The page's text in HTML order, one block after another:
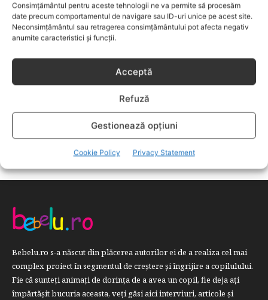
Consimțământul pentru aceste tehnologii ne va permite să procesăm
date precum comportamentul de navigare sau ID-uri unice pe acest site.
Neconsimțământul sau retragerea consimțământului pot afecta negativ
anumite caracteristici și funcții.
Acceptă
Refuză
Gestionează opțiuni
Cookie Policy Privacy Statement
COPII
634
FAMILIA
582
DEZVOLTAREA COPILULUI
COMPORTAMENT
294
Bebelu.ro s-a născut din plăcerea autorilor ei de a realiza cel mai
complex proiect în segmentul de creştere şi îngrijire a copilulului.
Fie că sunteţi animaţi de dorinţa de a avea un copil, fie deja aţi
împărtăşit bucuria aceasta, veți găsi aici interviuri, articole şi